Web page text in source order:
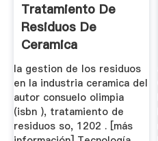
Tratamiento De
Residuos De
Ceramica
la gestion de los residuos
en la industria ceramica del
autor consuelo olimpia
(isbn ), tratamiento de
residuos so, 1202 . [más